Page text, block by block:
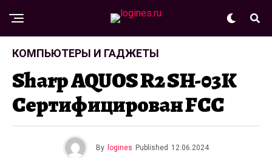
КОМПЬЮТЕРЫ И ГАДЖЕТЫ
Sharp AQUOS R2 SH-03K
Сертифицирован FCC
By logines Published 12.06.2024